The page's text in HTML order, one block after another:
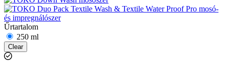
Űrtartalom
250 ml
Clear